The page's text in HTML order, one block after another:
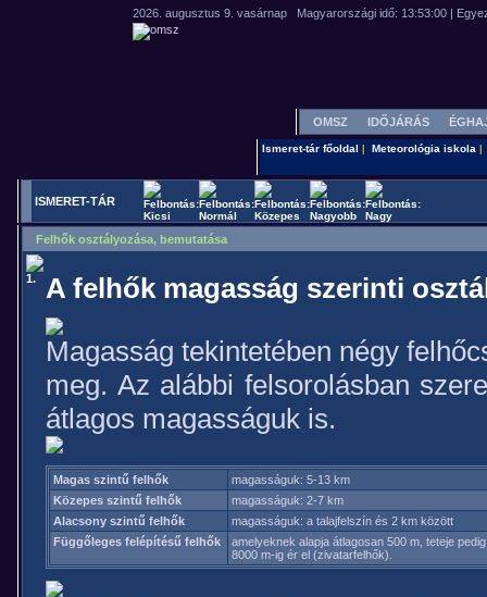
OMSZ IDŐJÁRÁS
Ismeret-tár főoldal Meteorológia iskola
ISMERET-TÁR
Felhők osztályozása, bemutatása
1.
A felhők magasság szerinti
Magasság tekintetében négy
meg. Az alábbi felsorolásban
átlagos magasságuk is.
Magas szintű felhők
magasságuk: 5-13 km
Közepes szintű felhők
magasságuk: 2-7 km
Alacsony szintű felhők
magasságuk: a talajfelszín és 2 km között
Függőleges felépítésű felhők
amelyeknek alapja átlagosan 500 m, teteje
8000 m-ig ér el (zivatarfelhők).